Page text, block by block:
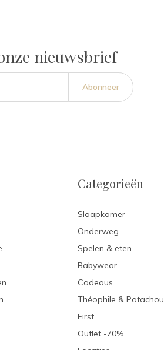
nieuwsbrief
Abonneer
Categorieën
Slaapkamer
Onderweg
Spelen & eten
Babywear
Cadeaus
Théophile & Patachou
First
Outlet -70%